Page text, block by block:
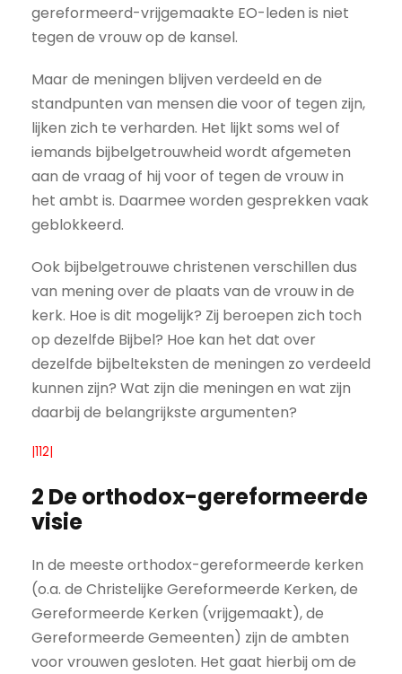
gereformeerd-vrijgemaakte EO-leden is niet
tegen de vrouw op de kansel.
Maar de meningen blijven verdeeld en de
standpunten van mensen die voor of tegen zijn,
lijken zich te verharden. Het lijkt soms wel of
iemands bijbelgetrouwheid wordt afgemeten
aan de vraag of hij voor of tegen de vrouw in
het ambt is. Daarmee worden gesprekken vaak
geblokkeerd.
Ook bijbelgetrouwe christenen verschillen dus
van mening over de plaats van de vrouw in de
kerk. Hoe is dit mogelijk? Zij beroepen zich toch
op dezelfde Bijbel? Hoe kan het dat over
dezelfde bijbelteksten de meningen zo verdeeld
kunnen zijn? Wat zijn die meningen en wat zijn
daarbij de belangrijkste argumenten?
|112|
2 De orthodox-gereformeerde
visie
In de meeste orthodox-gereformeerde kerken
(o.a. de Christelijke Gereformeerde Kerken, de
Gereformeerde Kerken (vrijgemaakt), de
Gereformeerde Gemeenten) zijn de ambten
voor vrouwen gesloten. Het gaat hierbij om de